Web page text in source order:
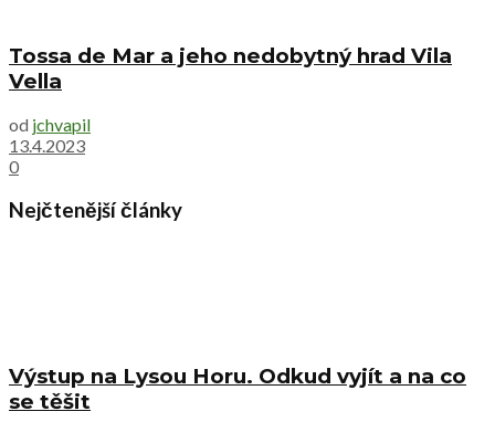
Tossa de Mar a jeho nedobytný hrad Vila
Vella
od jchvapil
13.4.2023
0
Nejčtenější články
Výstup na Lysou Horu. Odkud vyjít a na co
se těšit